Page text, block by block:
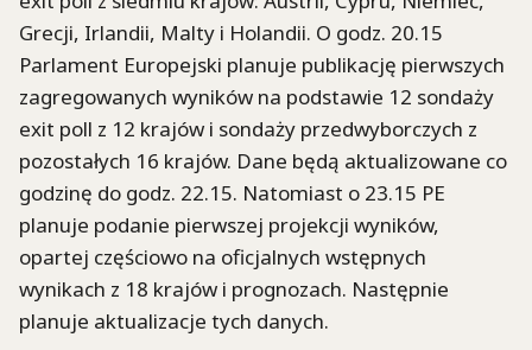
Grecji, Irlandii, Malty i Holandii. O godz. 20.15
Parlament Europejski planuje publikację pierwszych
zagregowanych wyników na podstawie 12 sondaży
exit poll z 12 krajów i sondaży przedwyborczych z
pozostałych 16 krajów. Dane będą aktualizowane co
godzinę do godz. 22.15. Natomiast o 23.15 PE
planuje podanie pierwszej projekcji wyników,
opartej częściowo na oficjalnych wstępnych
wynikach z 18 krajów i prognozach. Następnie
planuje aktualizacje tych danych.